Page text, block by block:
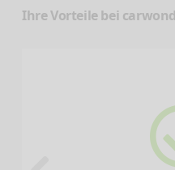
Ihre Vorteile bei